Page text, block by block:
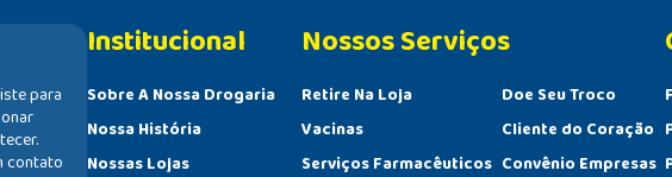
para
contato
Institucional
Sobre A Nossa Drogaria
Nossa História
Nossas Lojas
Retire Na Loja
Vacinas
Serviços Farmacêuticos
Doe Seu Troco
Cliente do Coração
Convênio Empresas